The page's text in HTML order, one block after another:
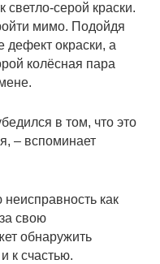
светло-серой краски.
мимо. Подойдя
дефект окраски, а
колёсная пара
в том, что это
– вспоминает
как
свою
обнаружить
к счастью.